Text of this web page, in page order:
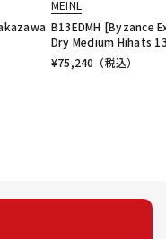
MEINL
B13EDMH [Byzance
Dry Medium Hihats
¥75,240 （税込）